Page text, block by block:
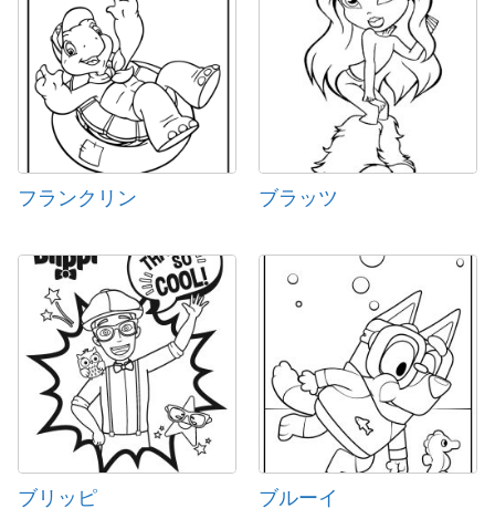
フランクリン ブラッツ
ブリッピ ブルーイ